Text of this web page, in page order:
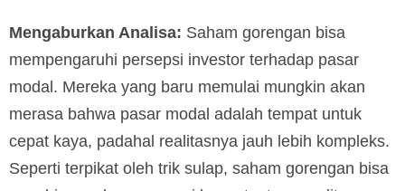
Mengaburkan Analisa: Saham gorengan bisa
mempengaruhi persepsi investor terhadap pasar
modal. Mereka yang baru memulai mungkin akan
merasa bahwa pasar modal adalah tempat untuk
cepat kaya, padahal realitasnya jauh lebih kompleks.
Seperti terpikat oleh trik sulap, saham gorengan bisa